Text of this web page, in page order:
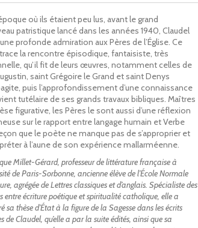
où ils étaient peu lus, avant le grand
patristique lancé dans les années 1940, Claudel
profonde admiration aux Pères de l’Église. Ce
la rencontre épisodique, fantaisiste, très
qu’il fit de leurs œuvres, notamment celles de
saint Grégoire le Grand et saint Denys
puis l’approfondissement d’une connaissance
tutélaire de ses grands travaux bibliques. Maîtres
figurative, les Pères le sont aussi d’une réflexion
sur le rapport entre langage humain et Verbe
que le poète ne manque pas de s’approprier et
à l’aune de son expérience mallarméenne.
Millet-Gérard, professeur de littérature française à
de Paris-Sorbonne, ancienne élève de l’École Normale
agrégée de Lettres classiques et d’anglais. Spécialiste des
entre écriture poétique et spiritualité catholique, elle a
sa thèse d’État à la figure de la Sagesse dans les écrits
de Claudel, qu’elle a par la suite édités, ainsi que sa